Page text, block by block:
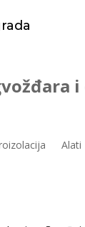
i
Alati